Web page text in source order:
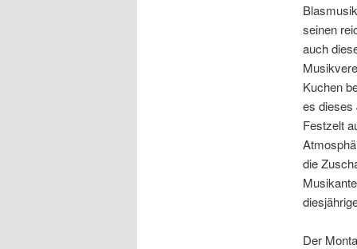
seinen
auch
Kuchen
es dieses
Festzelt
die
Der